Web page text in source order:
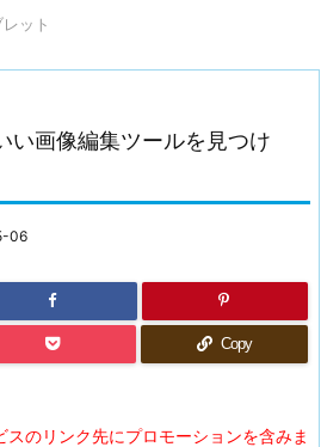
ット
い画像編集ツールを見つけ
06
Copy
のリンク先にプロモーションを含みま